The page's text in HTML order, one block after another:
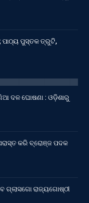
ପାଠ୍ୟ ପୁସ୍ତକ ତ୍ରୁଟି,
ଦଳ ଘୋଷଣା : ଓଡ଼ିଶାରୁ
କରି ବ୍ରୋଞ୍ଜ ପଦକ
ଗ୍ଲାସଗୋ ରାଜ୍ୟଗୋଷ୍ଠୀ